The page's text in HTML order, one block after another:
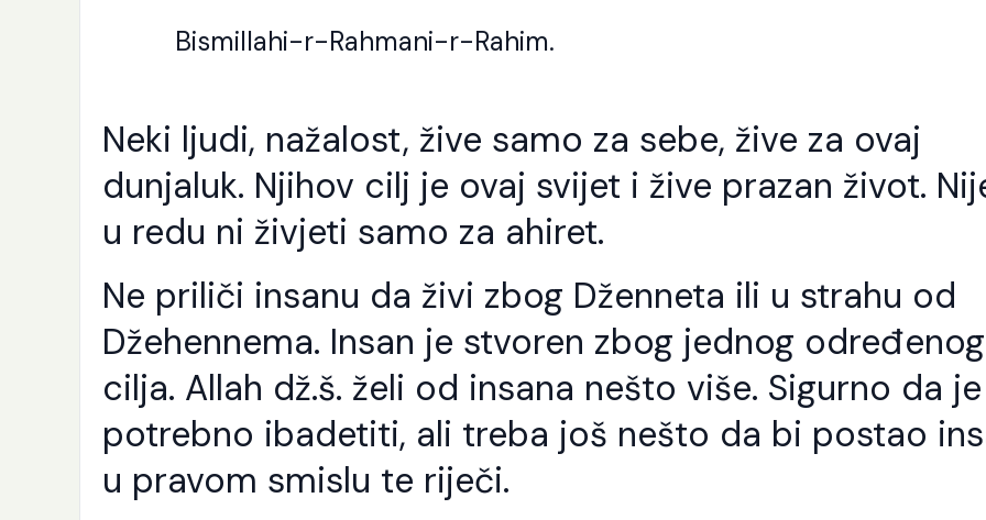
Bismillahi-r-Rahmani-r-Rahim.
Neki ljudi, nažalost, žive samo za sebe, žive za ovaj
dunjaluk. Njihov cilj je ovaj svijet i žive prazan život.
u redu ni živjeti samo za ahiret.
Ne priliči insanu da živi zbog Dženneta ili u strahu od
Džehennema. Insan je stvoren zbog jednog određenog
cilja. Allah dž.š. želi od insana nešto više. Sigurno da je
potrebno ibadetiti, ali treba još nešto da bi postao
u pravom smislu te riječi.